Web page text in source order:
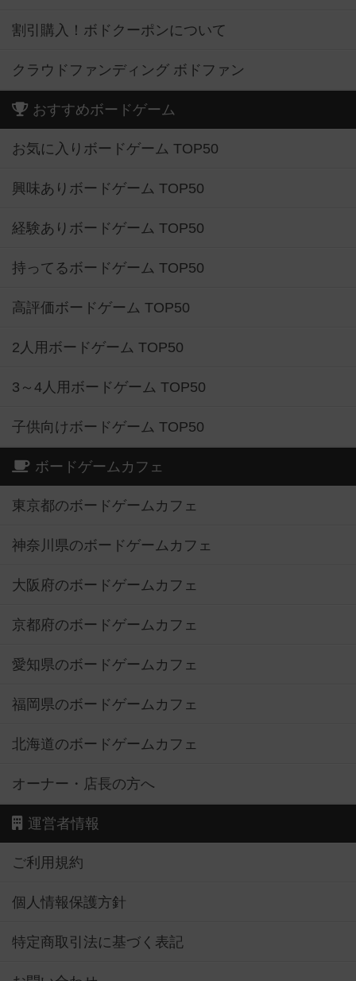
割引購入！ボドクーポンについて
クラウドファンディング ボドファン
おすすめボードゲーム
お気に入りボードゲーム TOP50
興味ありボードゲーム TOP50
経験ありボードゲーム TOP50
持ってるボードゲーム TOP50
高評価ボードゲーム TOP50
2人用ボードゲーム TOP50
3～4人用ボードゲーム TOP50
子供向けボードゲーム TOP50
ボードゲームカフェ
東京都のボードゲームカフェ
神奈川県のボードゲームカフェ
大阪府のボードゲームカフェ
京都府のボードゲームカフェ
愛知県のボードゲームカフェ
福岡県のボードゲームカフェ
北海道のボードゲームカフェ
オーナー・店長の方へ
運営者情報
ご利用規約
個人情報保護方針
特定商取引法に基づく表記